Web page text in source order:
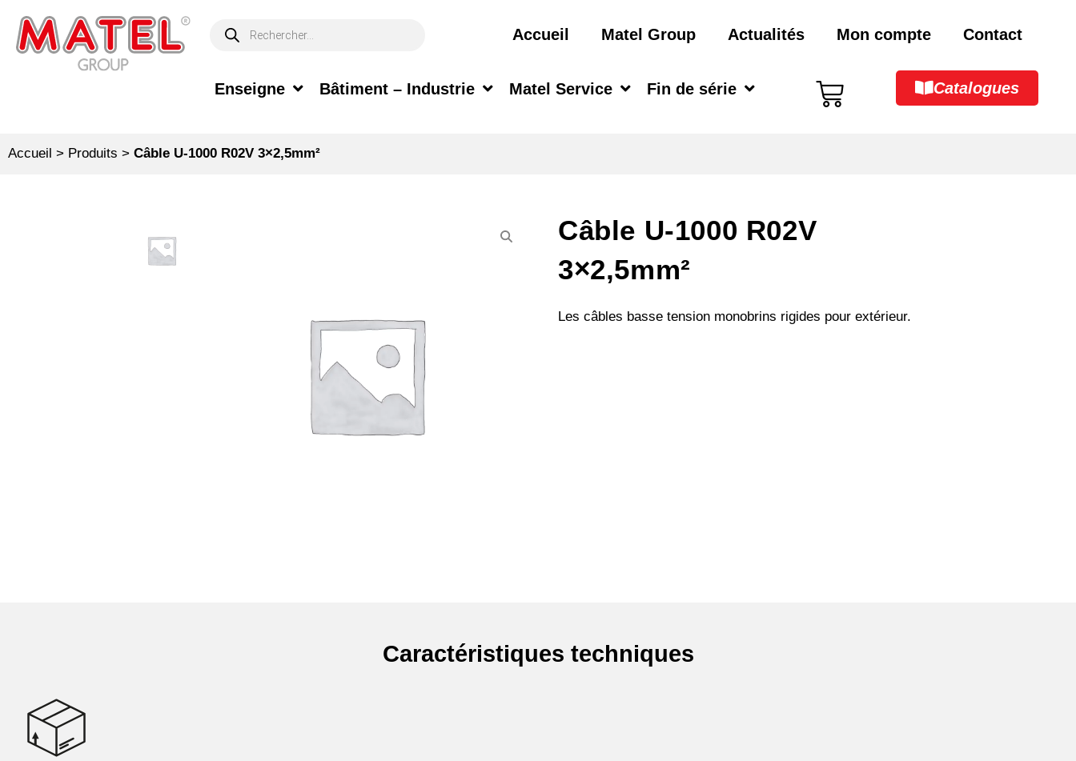
Accueil Matel Group Actualités Mon compte Contact
Enseigne Bâtiment – Industrie Matel Service Fin de série Catalogues
Accueil > Produits > Câble U-1000 R02V 3×2,5mm²
Câble U-1000 R02V
3×2,5mm²
Les câbles basse tension monobrins rigides pour extérieur.
Caractéristiques techniques